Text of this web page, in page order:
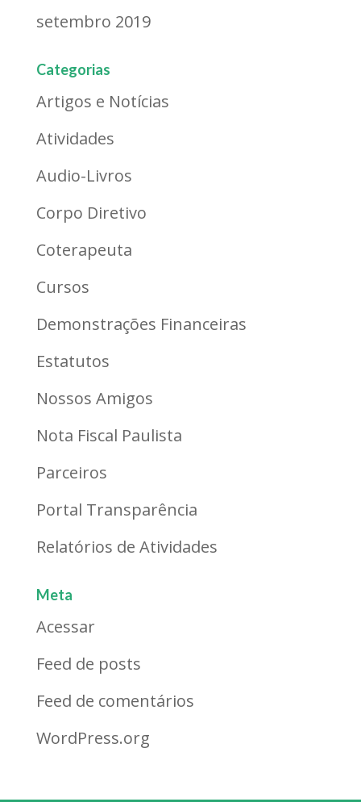
setembro 2019
Categorias
Artigos e Notícias
Atividades
Audio-Livros
Corpo Diretivo
Coterapeuta
Cursos
Demonstrações Financeiras
Estatutos
Nossos Amigos
Nota Fiscal Paulista
Parceiros
Portal Transparência
Relatórios de Atividades
Meta
Acessar
Feed de posts
Feed de comentários
WordPress.org